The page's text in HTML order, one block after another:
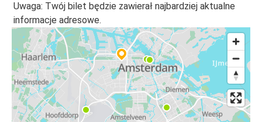
Uwaga: Twój bilet będzie zawierał najbardziej aktualne
informacje adresowe.